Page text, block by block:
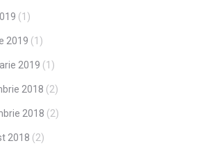
(1)
2019 (1)
2019 (1)
2018 (2)
2018 (2)
2018 (2)